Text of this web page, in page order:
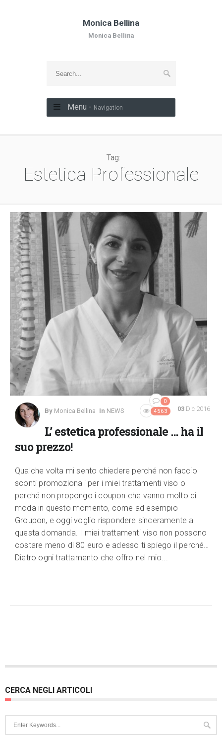
Monica Bellina
Monica Bellina
Menu - Navigation
Tag:
Estetica Professionale
By Monica Bellina 03 Dic 2016
In NEWS
0
4563
L’ estetica professionale … ha il
suo prezzo!
Qualche volta mi sento chiedere perché non faccio
sconti promozionali per i miei trattamenti viso o
perché non propongo i coupon che vanno molto di
moda in questo momento, come ad esempio
Groupon, e oggi voglio rispondere sinceramente a
questa domanda. I miei trattamenti viso non possono
costare meno di 80 euro e adesso ti spiego il perché…
Dietro ogni trattamento che offro nel mio...
CERCA NEGLI ARTICOLI